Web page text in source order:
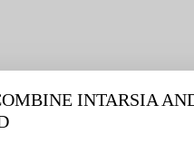
INTARSIA